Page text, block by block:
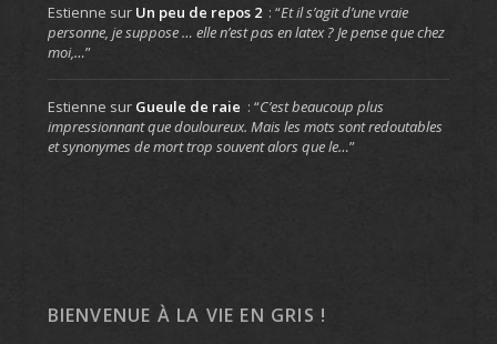
Estienne sur Un peu de repos 2 : “Et il s’agit d’une vraie
personne, je suppose … elle n’est pas en latex ? Je pense que chez
moi,…”
Estienne sur Gueule de raie : “C’est beaucoup plus
impressionnant que douloureux. Mais les mots sont redoutables
et synonymes de mort trop souvent alors que le…”
BIENVENUE À LA VIE EN GRIS !